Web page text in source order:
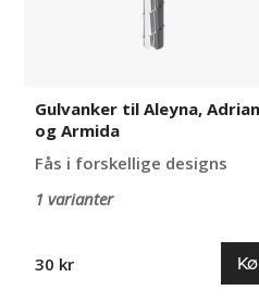
Gulvanker til Aleyna, Adrian
og Armida
Fås i forskellige designs
1 varianter
30 kr